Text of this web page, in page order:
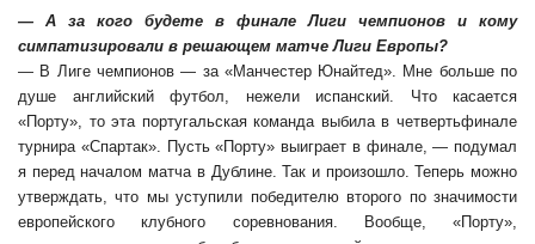
— А за кого будете в финале Лиги чемпионов и кому
симпатизировали в решающем матче Лиги Европы?
— В Лиге чемпионов — за «Манчестер Юнайтед». Мне больше по
душе английский футбол, нежели испанский. Что касается
«Порту», то эта португальская команда выбила в четвертьфинале
турнира «Спартак». Пусть «Порту» выиграет в финале, — подумал
я перед началом матча в Дублине. Так и произошло. Теперь можно
утверждать, что мы уступили победителю второго по значимости
европейского клубного соревнования. Вообще, «Порту»,